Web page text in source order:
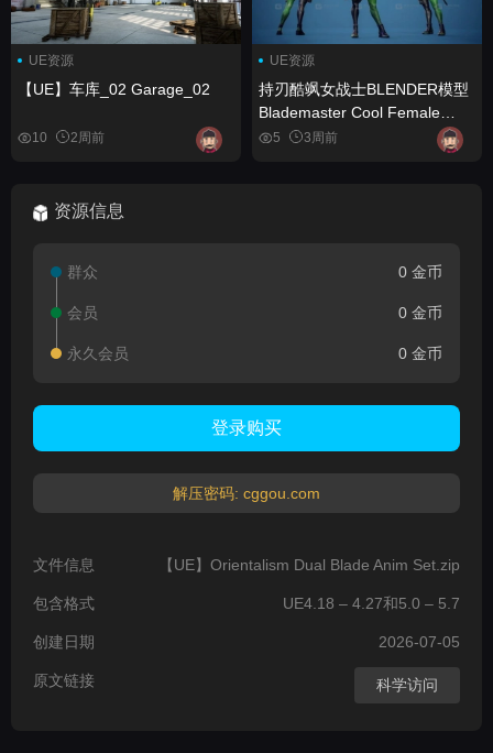
UE资源
【UE】车库_02 Garage_02
10 2周前
UE资源
持刃酷飒女战士BLENDER模型
Blademaster Cool Female
Warrior Blender Model
5 3周前
资源信息
群众 0 金币
会员 0 金币
永久会员 0 金币
登录购买
解压密码: cggou.com
文件信息 【UE】Orientalism Dual Blade Anim Set.zip
包含格式 UE4.18 – 4.27和5.0 – 5.7
创建日期 2026-07-05
原文链接 科学访问